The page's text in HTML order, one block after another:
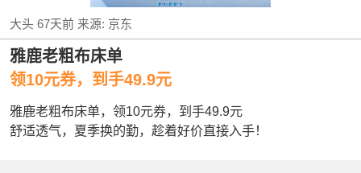
大头 67天前来源: 京东
雅鹿老粗布床单
领10元券，到手49.9元
雅鹿老粗布床单，领10元券，到手49.9元
舒适透气，夏季换的勤，趁着好价直接入手！